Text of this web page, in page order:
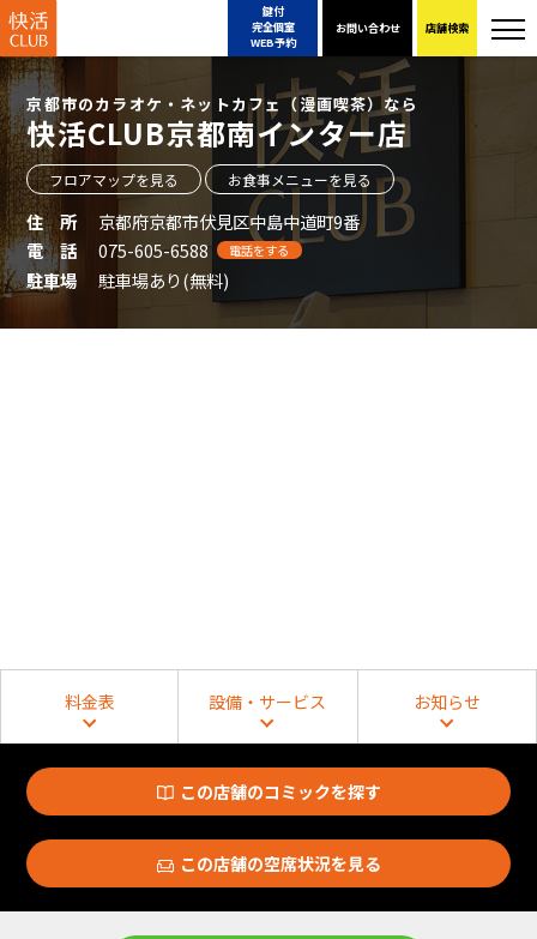
鍵付
完全個室
WEB予約
お問い合わせ 店舗検索
京都市のカラオケ・ネットカフェ（漫画喫茶）なら
快活CLUB京都南インター店
フロアマップを見る お食事メニューを見る
住 所
京都府京都市伏見区中島中道町9番
電 話
075-605-6588 電話をする
駐車場 駐車場あり(無料)
料金表 設備・サービス お知らせ
この店舗のコミックを探す
この店舗の空席状況を見る